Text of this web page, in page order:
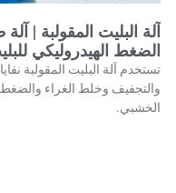
آلة البليت المقولبة |
الضغط الهيدروليكي
تستخدم آلة البليت المقولبة
والتجفيف وخلط الغراء
الخشبي.